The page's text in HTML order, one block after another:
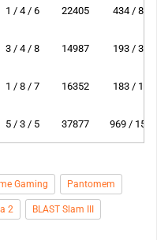
1 / 4 / 6 22405 434 / 8
3 / 4 / 8 14987 193 / 3
1 / 8 / 7 16352 183 / 1
5 / 3 / 5 37877 969 / 15
Gaming Pantomem
2 BLAST Slam III